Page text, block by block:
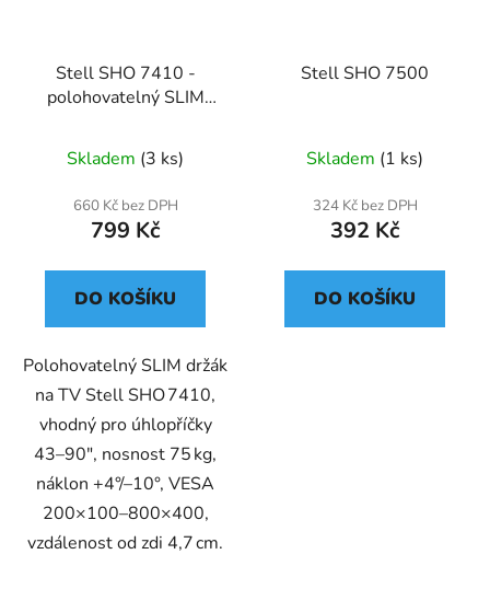
Stell SHO 7410 -
polohovatelný SLIM
Skladem (3 ks)
660 Kč bez DPH
799 Kč
DO KOŠÍKU
Polohovatelný SLIM držák
na TV Stell SHO 7410,
vhodný pro úhlopříčky
43–90″, nosnost 75 kg,
náklon +4°/–10°, VESA
200×100–800×400,
vzdálenost od zdi 4,7 cm.
Stell SHO 7500
Skladem (1 ks)
324 Kč bez DPH
392 Kč
DO KOŠÍKU